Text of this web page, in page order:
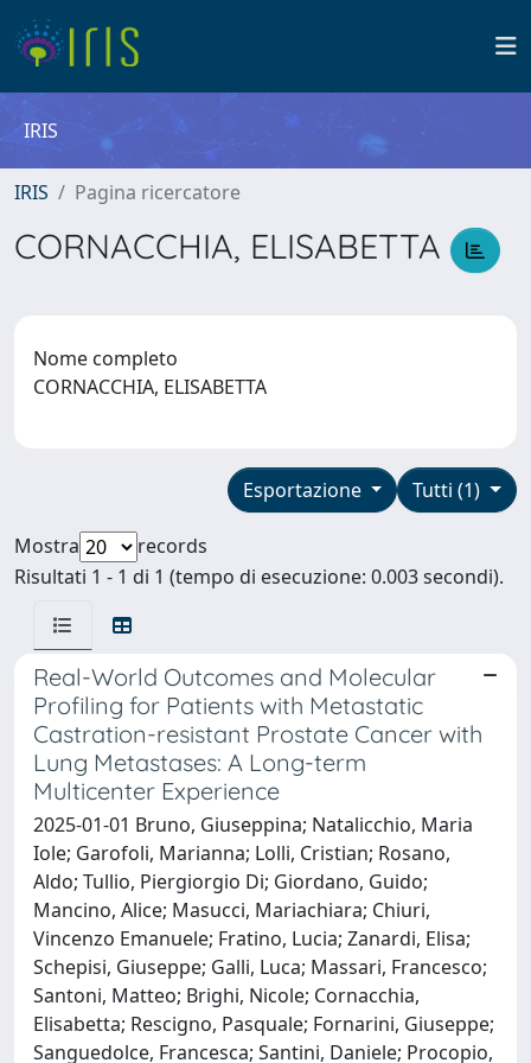
IRIS
IRIS Pagina ricercatore
CORNACCHIA, ELISABETTA
Nome completo
CORNACCHIA, ELISABETTA
Tutti (1)
Esportazione
Mostra
records
Risultati 1 - 1 di 1 (tempo di esecuzione: 0.003 secondi).
Real-World Outcomes and Molecular
Profiling for Patients with Metastatic
Castration-resistant Prostate Cancer with
Lung Metastases: A Long-term
Multicenter Experience
2025-01-01 Bruno, Giuseppina; Natalicchio, Maria
Iole; Garofoli, Marianna; Lolli, Cristian; Rosano,
Aldo; Tullio, Piergiorgio Di; Giordano, Guido;
Mancino, Alice; Masucci, Mariachiara; Chiuri,
Vincenzo Emanuele; Fratino, Lucia; Zanardi, Elisa;
Schepisi, Giuseppe; Galli, Luca; Massari, Francesco;
Santoni, Matteo; Brighi, Nicole; Cornacchia,
Elisabetta; Rescigno, Pasquale; Fornarini, Giuseppe;
Sanguedolce, Francesca; Santini, Daniele; Procopio,